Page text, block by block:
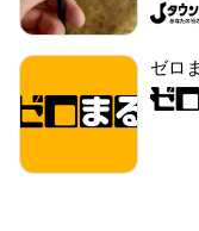
ゼロ